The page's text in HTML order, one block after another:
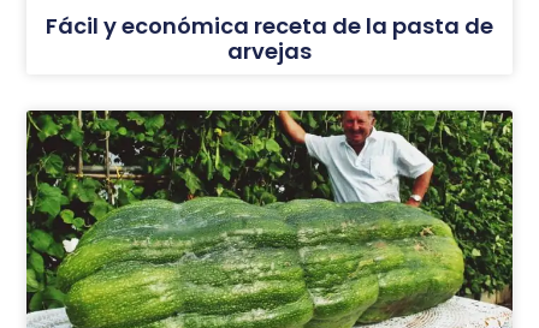
Fácil y económica receta de la pasta de
arvejas